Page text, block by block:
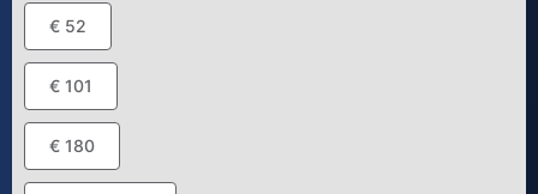
€ 52
€ 101
€ 180